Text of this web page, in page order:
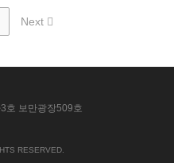
Next
호 보만광장509호
RESERVED.